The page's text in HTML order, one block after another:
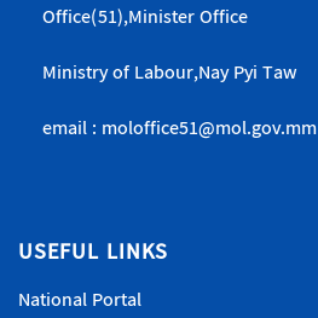
Office(51),Minister Office
Ministry of Labour,Nay Pyi Taw
email : moloffice51@mol.gov.mm
USEFUL LINKS
National Portal